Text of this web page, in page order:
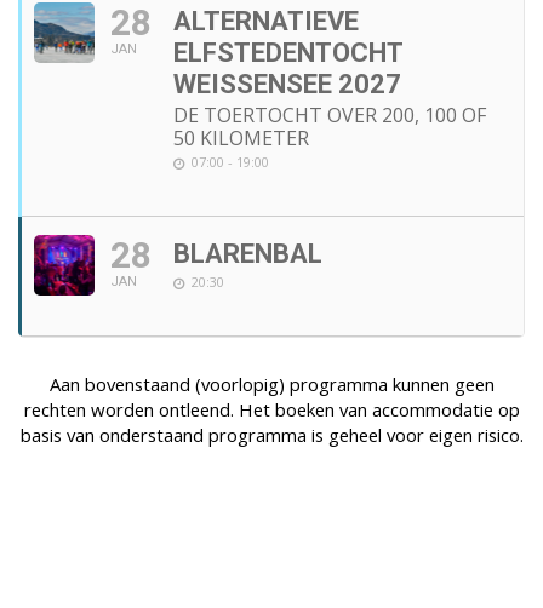
28
JAN
ALTERNATIEVE
ELFSTEDENTOCHT
WEISSENSEE 2027
DE TOERTOCHT OVER 200, 100 OF
50 KILOMETER
07:00 - 19:00
28
JAN
BLARENBAL
20:30
Aan bovenstaand (voorlopig) programma kunnen geen
rechten worden ontleend. Het boeken van accommodatie op
basis van onderstaand programma is geheel voor eigen risico.